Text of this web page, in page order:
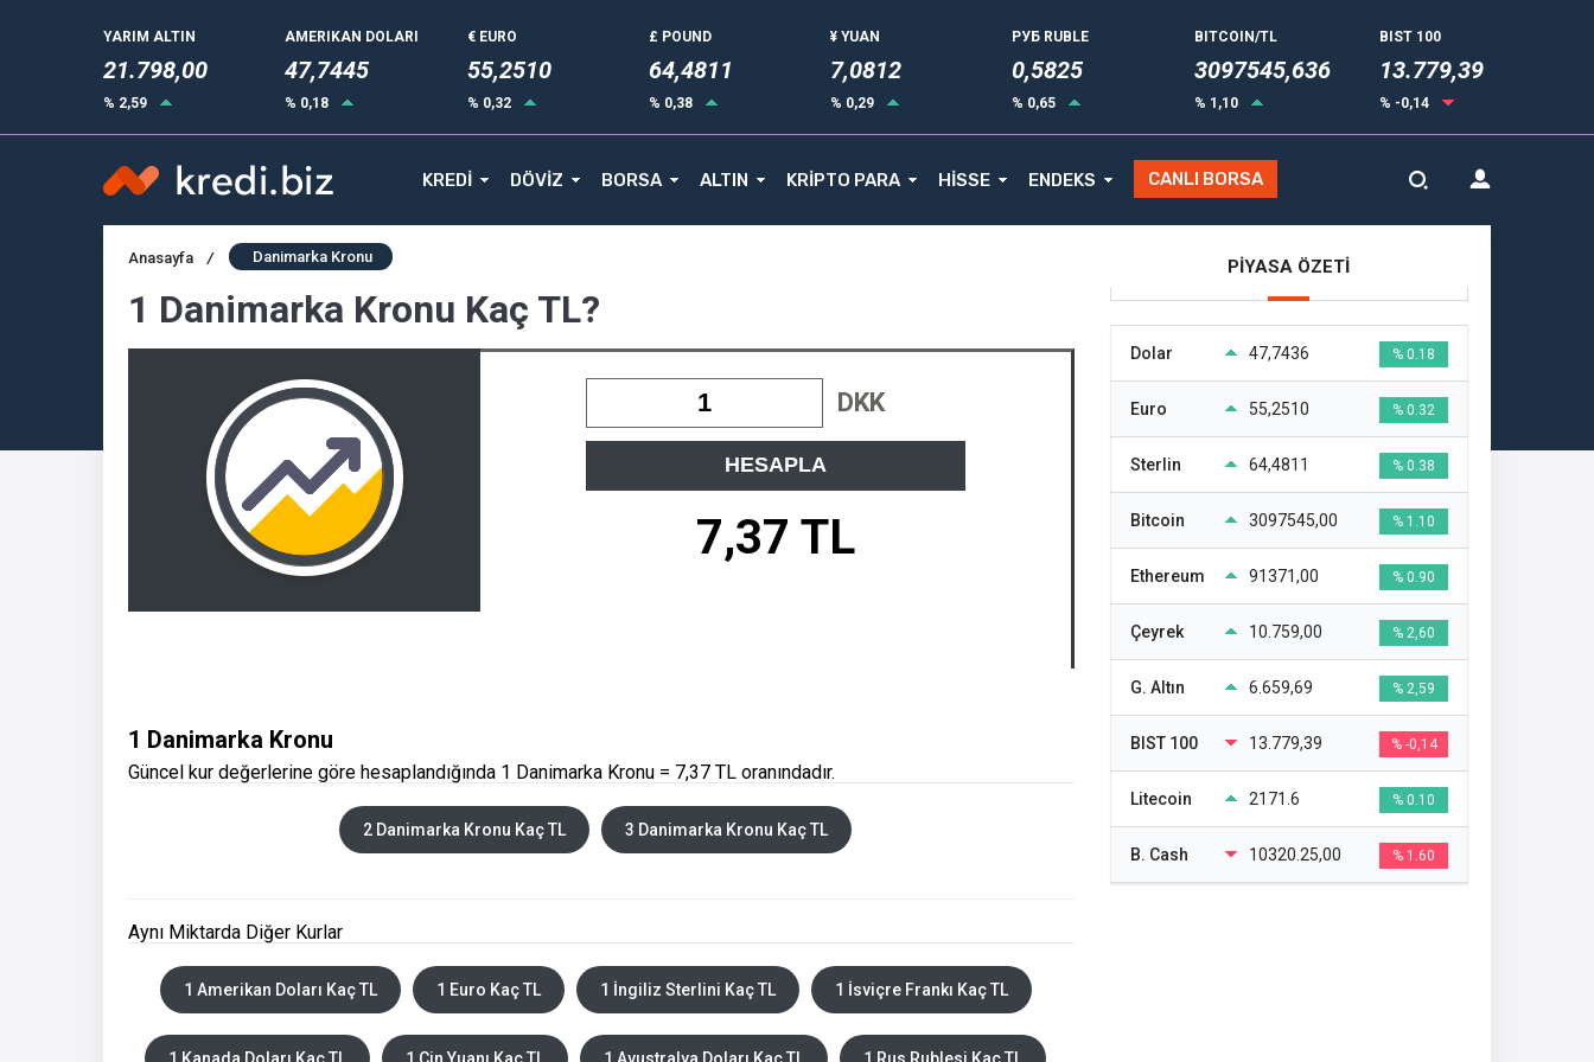
YARIM ALTIN
21.798,00
% 2,59
AMERIKAN DOLARI
47,7445
% 0,18
€ EURO
55,2512
% 0,32
£ POUND
64,4811
% 0,38
¥ YUAN
7,0812
% 0,29
РУБ RUBLE
0,5831
% 0,65
BITCOIN/TL
3097545,636
% 1,10
BIST 100
13.779,39
% -0,14
KREDİ DÖVİZ BORSA ALTIN KRİPTO PARA HİSSE ENDEKS CANLI BORSA
Anasayfa / Danimarka Kronu
1 Danimarka Kronu Kaç TL?
DKK
HESAPLA
7,37 TL
1 Danimarka Kronu
Güncel kur değerlerine göre hesaplandığında 1 Danimarka Kronu = 7,37 TL oranındadır.
2 Danimarka Kronu Kaç TL 3 Danimarka Kronu Kaç TL
Aynı Miktarda Diğer Kurlar
1 Amerikan Doları Kaç TL 1 Euro Kaç TL 1 İngiliz Sterlini Kaç TL 1 İsviçre Frankı Kaç TL
1 Kanada Doları Kaç TL 1 Çin Yuanı Kaç TL 1 Avustralya Doları Kaç TL 1 Rus Rublesi Kaç TL
PİYASA ÖZETİ
Dolar 47,7436 % 0.18
Euro 55,2510 % 0.32
Sterlin 64,4811 % 0.38
Bitcoin 3097545,00 % 1.10
Ethereum 91371,00 % 0.90
Çeyrek 10.759,00 % 2,60
G. Altın 6.659,69 % 2,59
BIST 100 13.779,39 % -0,14
Litecoin 2171.6 % 0.10
B. Cash 10320.25,00 % 1.60